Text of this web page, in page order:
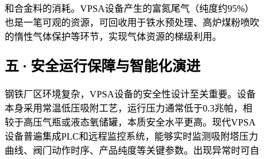
和合金料的消耗。VPSA设备产生的富氮尾气（纯度约95%）
也是一笔可观的资源，可回收用于铁水预处理、高炉煤粉喷吹
的惰性气体保护等环节，实现气体资源的梯级利用。
五 · 安全运行保障与智能化演进
钢铁厂区环境复杂，VPSA设备的安全性设计至关重要。设备
本身采用常温低压吸附工艺，运行压力通常低于0.3兆帕，相
较于高压气瓶或液态氧储罐，本质安全水平更高。现代VPSA
设备普遍集成PLC和远程监控系统，能够实时监测吸附塔压力
曲线、阀门动作时序、产品纯度等关键参数。出现异常时可自